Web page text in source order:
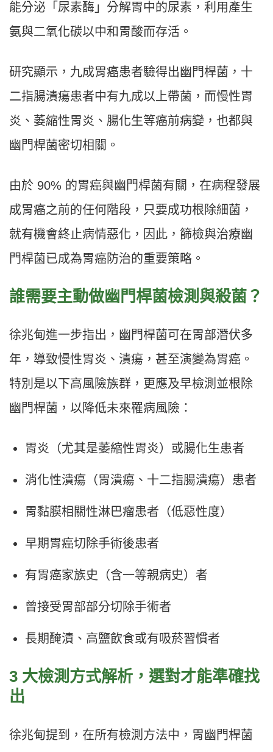
能分泌「尿素酶」分解胃中的尿素，利用產生
氨與二氧化碳以中和胃酸而存活。
研究顯示，九成胃癌患者驗得出幽門桿菌，十
二指腸潰瘍患者中有九成以上帶菌，而慢性胃
炎、萎縮性胃炎、腸化生等癌前病變，也都與
幽門桿菌密切相關。
由於 90% 的胃癌與幽門桿菌有關，在病程發展
成胃癌之前的任何階段，只要成功根除細菌，
就有機會終止病情惡化，因此，篩檢與治療幽
門桿菌已成為胃癌防治的重要策略。
誰需要主動做幽門桿菌檢測與殺菌？
徐兆甸進一步指出，幽門桿菌可在胃部潛伏多
年，導致慢性胃炎、潰瘍，甚至演變為胃癌。
特別是以下高風險族群，更應及早檢測並根除
幽門桿菌，以降低未來罹病風險：
胃炎（尤其是萎縮性胃炎）或腸化生患者
消化性潰瘍（胃潰瘍、十二指腸潰瘍）患者
胃黏膜相關性淋巴瘤患者（低惡性度）
早期胃癌切除手術後患者
有胃癌家族史（含一等親病史）者
曾接受胃部部分切除手術者
長期醃漬、高鹽飲食或有吸菸習慣者
3 大檢測方式解析，選對才能準確找
出
徐兆甸提到，在所有檢測方法中，胃幽門桿菌